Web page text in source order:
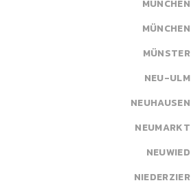
MÜNCHEN
MÜNCHEN
MÜNSTER
NEU-ULM
NEUHAUSEN
NEUMARKT
NEUWIED
NIEDERZIER